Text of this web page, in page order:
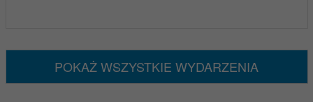
POKAŻ WSZYSTKIE WYDARZENIA